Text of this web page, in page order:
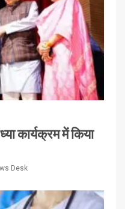
कार्यक्रम में किया
Desk